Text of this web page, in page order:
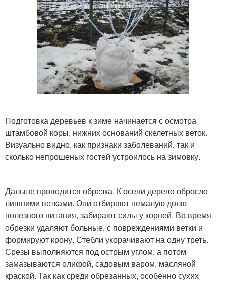
Подготовка деревьев к зиме начинается с осмотра
штамбовой коры, нижних оснований скелетных веток.
Визуально видно, как признаки заболеваний, так и
сколько непрошеных гостей устроилось на зимовку.
Дальше проводится обрезка. К осени дерево обросло
лишними ветками. Они отбирают немалую долю
полезного питания, забирают силы у корней. Во время
обрезки удаляют больные, с повреждениями ветки и
формируют крону. Стебли укорачивают на одну треть.
Срезы выполняются под острым углом, а потом
замазываются олифой, садовым варом, масляной
краской. Так как среди обрезанных, особенно сухих